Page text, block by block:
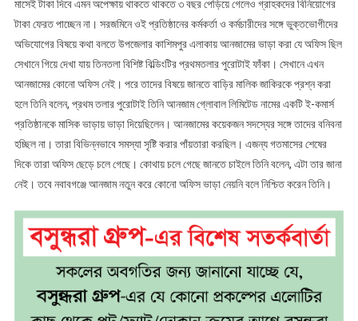
মাসেই টাকা দিবে এমন অপেক্ষায় থাকতে থাকতে ৩ বছর পেড়িয়ে গেলেও গ্রাহকদের বিনিয়োগের
টাকা ফেরত পাচ্ছেন না। সরজমিনে ওই প্রতিষ্ঠানের কর্মকর্তা ও কর্মচারীদের সঙ্গে ভুক্তভোগীদের
অভিযোগের বিষয়ে কথা বলতে উপজেলার কাশিমপুর এলাকায় আনজামের ভাড়া করা যে অফিস ছিল
সেখানে গিয়ে দেখা যায় তিনতলা বিশিষ্ট বিল্ডিংটির প্রথমতলার পুরোটাই ফাঁকা। সেখানে এখন
আনজামের কোনো অফিস নেই। পরে তাদের বিষয়ে জানতে বাড়ির মালিক জাকিরকে প্রশ্ন করা
হলে তিনি বলেন, প্রথম তলার পুরোটাই তিনি আনজাম গ্লোবাল লিমিটেড নামের একটি ই-কমার্স
প্রতিষ্ঠানকে মাসিক ভাড়ায় ভাড়া দিয়েছিলেন। আনজামের কয়েকজন সদস্যের সঙ্গে তাদের বনিবনা
হচ্ছিল না। তারা বিভিন্নভাবে সমস্যা সৃষ্টি করার পাঁয়তারা করছিল। এজন্য গতমাসের শেষের
দিকে তারা অফিস ছেড়ে চলে গেছে। কোথায় চলে গেছে জানতে চাইলে তিনি বলেন, এটা তার জানা
নেই। তবে নবাবগঞ্জে আনজাম নতুন করে কোনো অফিস ভাড়া নেয়নি বলে নিশ্চিত করেন তিনি।